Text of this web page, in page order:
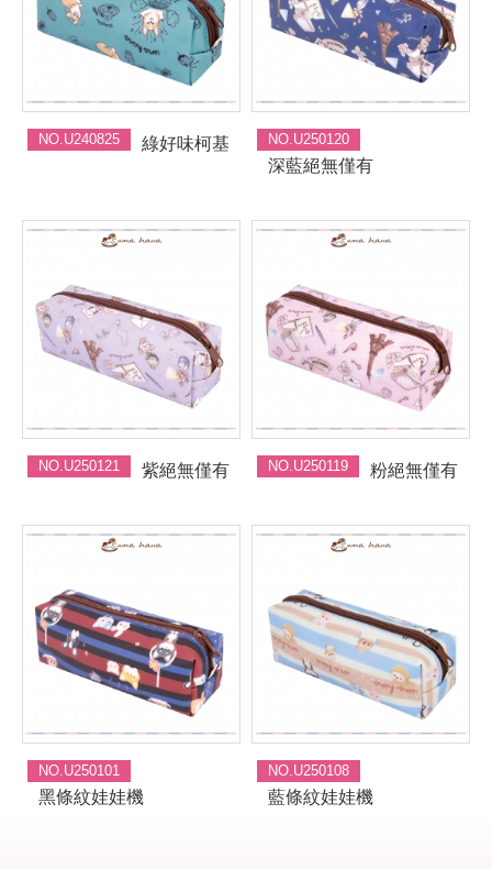
NO.U240825 綠好味柯基 NO.U250120
深藍絕無僅有
NO.U250121 紫絕無僅有 NO.U250119 粉絕無僅有
NO.U250101
黑條紋娃娃機
NO.U250108
藍條紋娃娃機